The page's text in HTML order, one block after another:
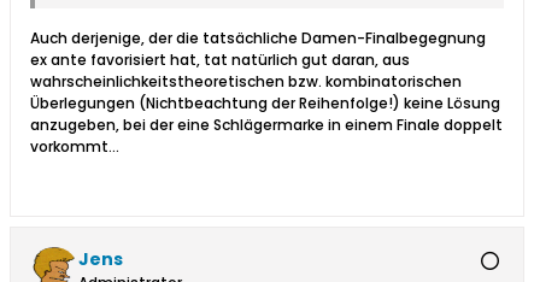
Auch derjenige, der die tatsächliche Damen-Finalbegegnung
ex ante favorisiert hat, tat natürlich gut daran, aus
wahrscheinlichkeitstheoretischen bzw. kombinatorischen
Überlegungen (Nichtbeachtung der Reihenfolge!) keine Lösung
anzugeben, bei der eine Schlägermarke in einem Finale doppelt
vorkommt...
Jens